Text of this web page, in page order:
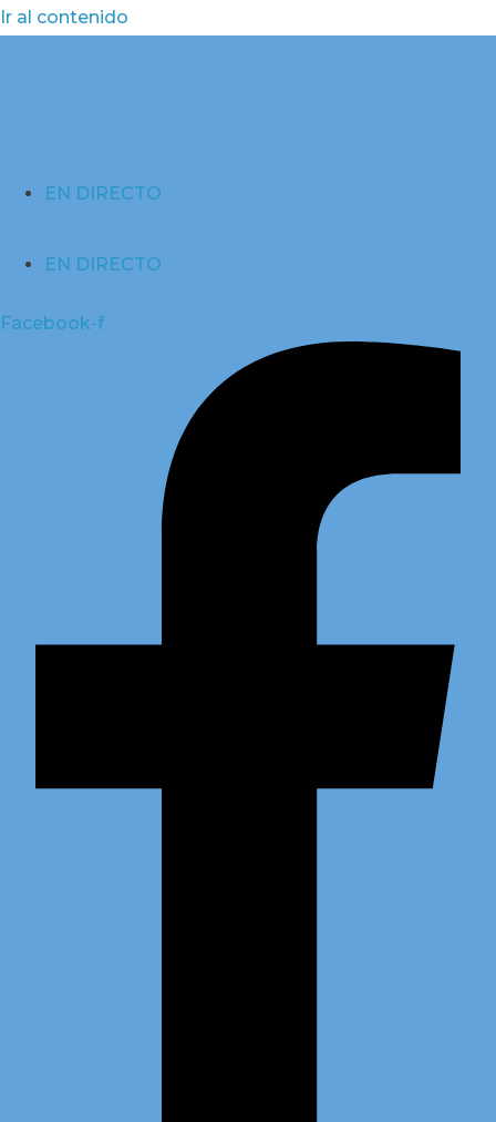
Ir al contenido
EN DIRECTO
EN DIRECTO
Facebook-f